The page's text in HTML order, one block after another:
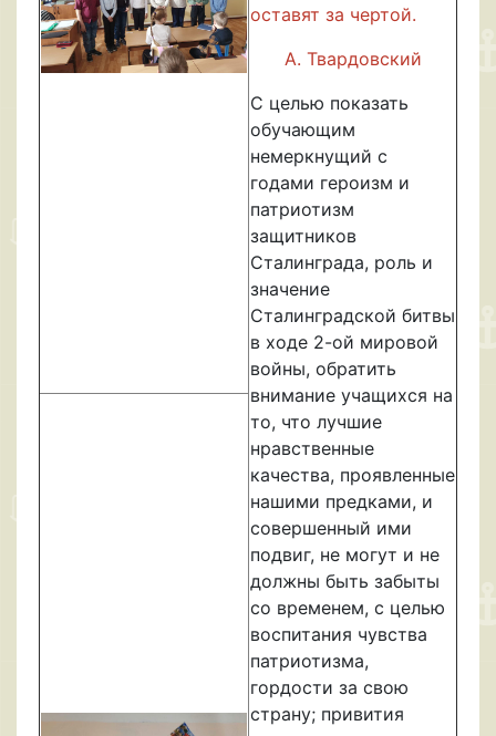
оставят за чертой.
А. Твардовский
С целью показать
обучающим
немеркнущий с
годами героизм и
патриотизм
защитников
Сталинграда, роль и
значение
Сталинградской битвы
в ходе 2-ой мировой
войны, обратить
внимание учащихся на
то, что лучшие
нравственные
качества, проявленные
нашими предками, и
совершенный ими
подвиг, не могут и не
должны быть забыты
со временем, с целью
воспитания чувства
патриотизма,
гордости за свою
страну; привития